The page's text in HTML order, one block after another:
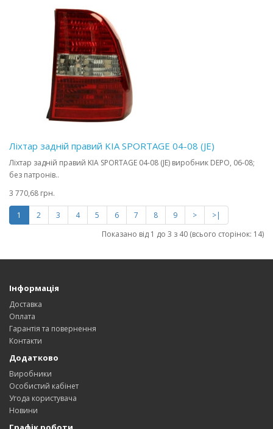
Ліхтар задній правий KIA SPORTAGE 04-08 (JE)
Ліхтар задній правий KIA SPORTAGE 04-08 (JE) виробник DEPO, 06-08;
без патронів..
3 770,68 грн.
1 2 3 4 5 6 7 8 9 >
>|
Показано від 1 до 3 з 40 (всього сторінок: 14)
Інформація
Доставка
Оплата
Гарантія та повернення
Контакти
Додатково
Виробники
Особистий кабінет
Угода користувача
Новини